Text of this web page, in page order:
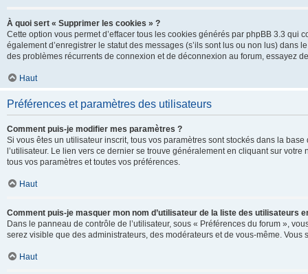
À quoi sert « Supprimer les cookies » ?
Cette option vous permet d’effacer tous les cookies générés par phpBB 3.3
également d’enregistrer le statut des messages (s’ils sont lus ou non lus)
des problèmes récurrents de connexion et de déconnexion au forum, essayez
Haut
Préférences et paramètres des utilisateurs
Comment puis-je modifier mes paramètres ?
Si vous êtes un utilisateur inscrit, tous vos paramètres sont stockés dans la
l’utilisateur. Le lien vers ce dernier se trouve généralement en cliquant sur
tous vos paramètres et toutes vos préférences.
Haut
Comment puis-je masquer mon nom d’utilisateur de la liste des utilisateurs
Dans le panneau de contrôle de l’utilisateur, sous « Préférences du forum »,
serez visible que des administrateurs, des modérateurs et de vous-même.
Haut